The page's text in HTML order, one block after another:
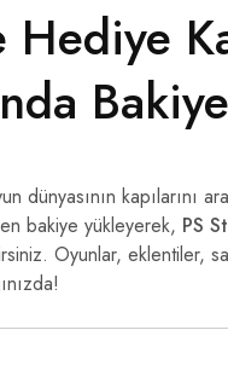
kapılarını
bakiye yükleyerek, PS
Oyunlar, eklentiler,